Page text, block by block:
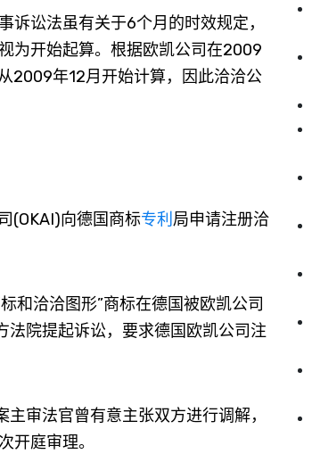
讼法虽有关于6个月的时效规定，
为开始起算。根据欧凯公司在2009
2009年12月开始计算，因此洽洽公
向德国商标专利 局申请注册洽
洽洽图形”商标在德国被欧凯公司
法院提起诉讼，要求德国欧凯公司注
审法官曾有意主张双方进行调解，
开庭审理。